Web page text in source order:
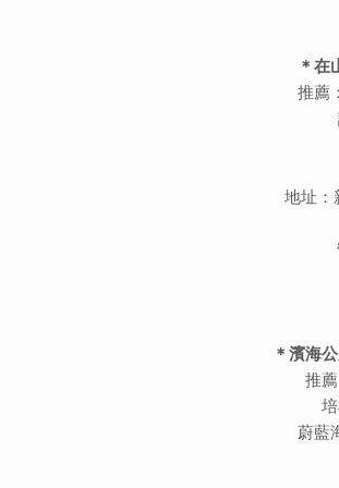
＊在
推薦
地址：
＊濱海
推
蔚藍